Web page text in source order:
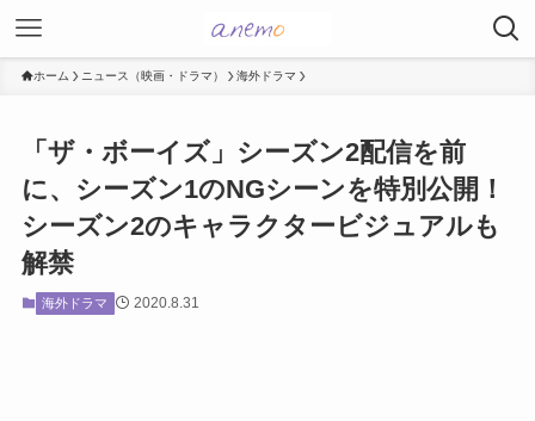
ホーム ニュース（映画・ドラマ） 海外ドラマ
「ザ・ボーイズ」シーズン2配信を前
に、シーズン1のNGシーンを特別公開！
シーズン2のキャラクタービジュアルも
解禁
海外ドラマ 2020.8.31